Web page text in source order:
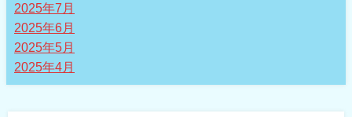
2025年7月
2025年6月
2025年5月
2025年4月